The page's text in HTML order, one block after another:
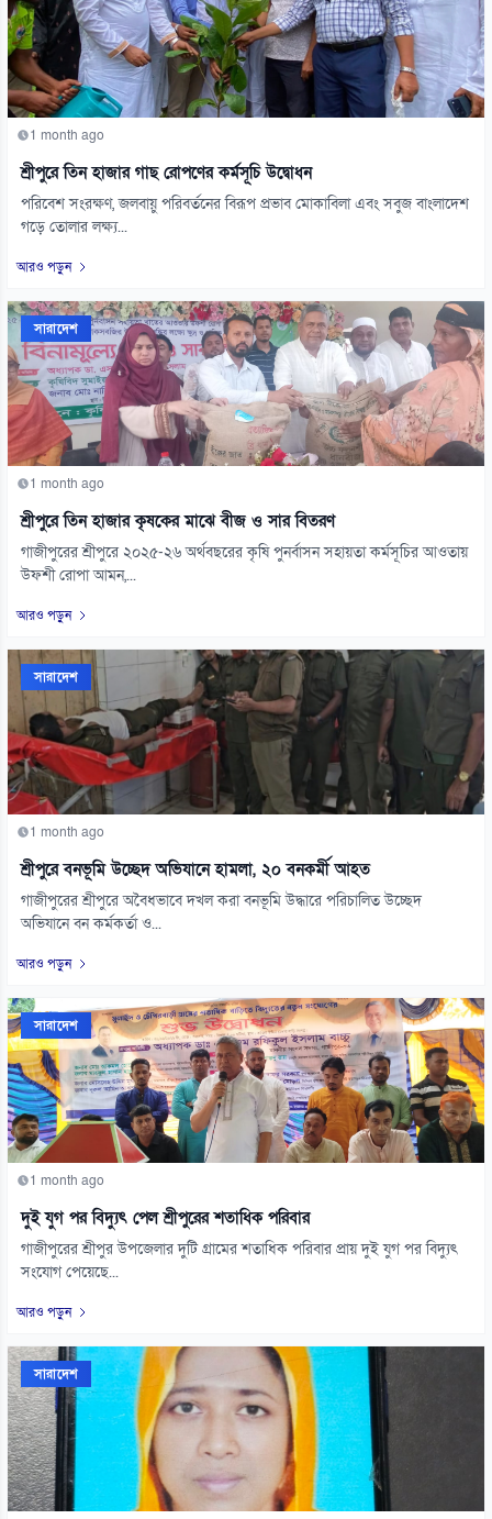
1 month ago
শ্রীপুরে তিন হাজার গাছ রোপণের কর্মসূচি উদ্বোধন
পরিবেশ সংরক্ষণ, জলবায়ু পরিবর্তনের বিরূপ প্রভাব মোকাবিলা এবং সবুজ বাংলাদেশ
গড়ে তোলার লক্ষ্য...
আরও পড়ুন
সারাদেশ
1 month ago
শ্রীপুরে তিন হাজার কৃষকের মাঝে বীজ ও সার বিতরণ
গাজীপুরের শ্রীপুরে ২০২৫-২৬ অর্থবছরের কৃষি পুনর্বাসন সহায়তা কর্মসূচির আওতায়
উফশী রোপা আমন,...
আরও পড়ুন
সারাদেশ
1 month ago
শ্রীপুরে বনভূমি উচ্ছেদ অভিযানে হামলা, ২০ বনকর্মী আহত
গাজীপুরের শ্রীপুরে অবৈধভাবে দখল করা বনভূমি উদ্ধারে পরিচালিত উচ্ছেদ
অভিযানে বন কর্মকর্তা ও...
আরও পড়ুন
সারাদেশ
1 month ago
দুই যুগ পর বিদ্যুৎ পেল শ্রীপুরের শতাধিক পরিবার
গাজীপুরের শ্রীপুর উপজেলার দুটি গ্রামের শতাধিক পরিবার প্রায় দুই যুগ পর বিদ্যুৎ
সংযোগ পেয়েছে...
আরও পড়ুন
সারাদেশ